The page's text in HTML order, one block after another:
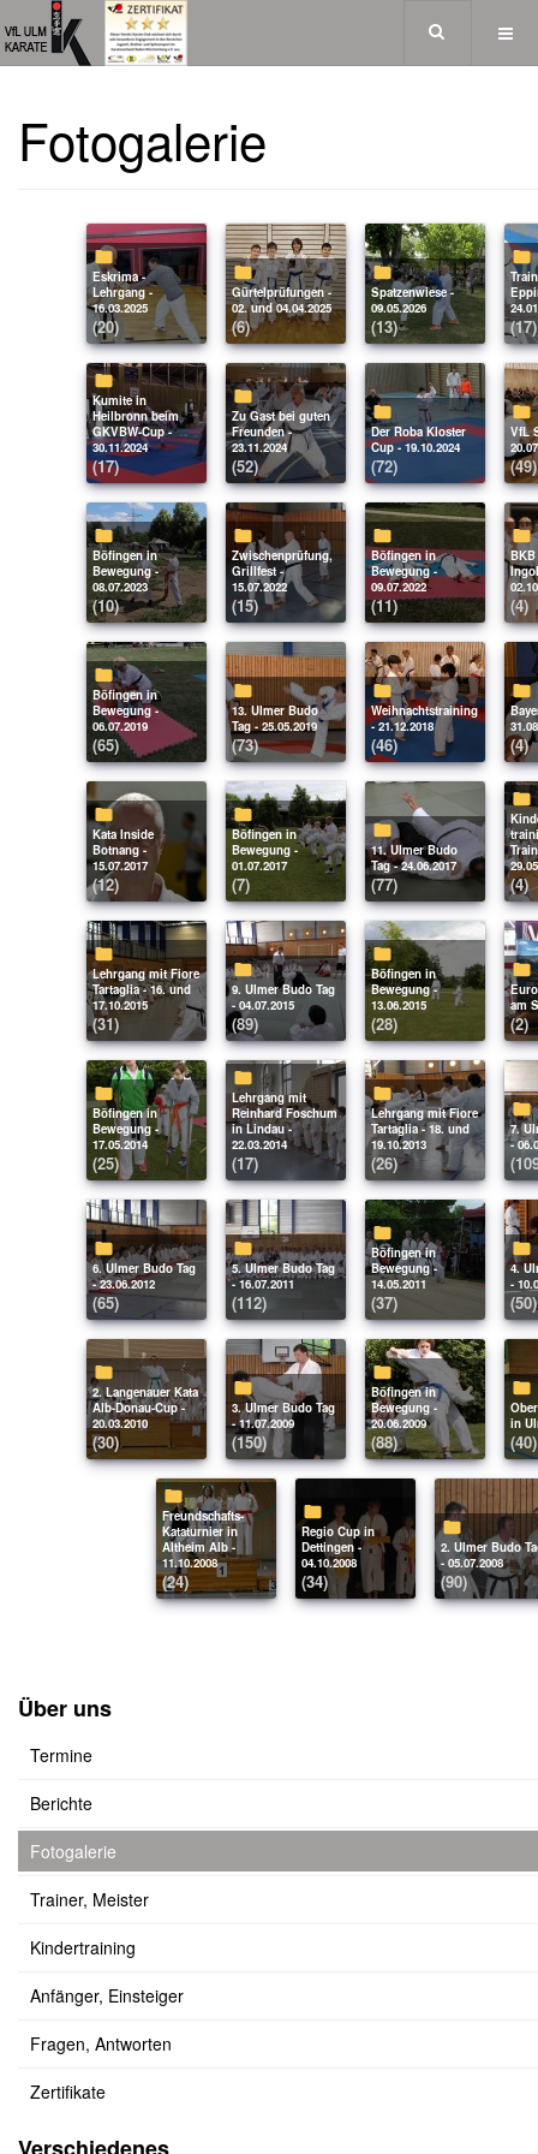
Fotogalerie
Eskrima -
Lehrgang -
16.03.2025
(20)
Gürtelprüfungen -
02. und 04.04.2025
(6)
Spatzenwiese -
09.05.2026
(13)
Trainermeeting in
(17)
Kumite in
Heilbronn beim
GKVBW-Cup -
30.11.2024
(17)
Zu Gast bei guten
Freunden -
23.11.2024
(52)
Der Roba Kloster
Cup - 19.10.2024
(72)
VfL Samurai -
(49)
Böfingen in
Bewegung -
08.07.2023
(10)
Zwischenprüfung,
Grillfest -
15.07.2022
(15)
Böfingen in
Bewegung -
09.07.2022
(11)
BKB Tag in
(4)
Böfingen in
Bewegung -
06.07.2019
(65)
13. Ulmer Budo
Tag - 25.05.2019
(73)
Weihnachtstraining
- 21.12.2018
(46)
Bayerischer Wald -
(4)
Kata Inside
Botnang -
15.07.2017
(12)
Böfingen in
Bewegung -
01.07.2017
(7)
11. Ulmer Budo
Tag - 24.06.2017
(77)
Kinderförder-
(4)
Lehrgang mit Fiore
Tartaglia - 16. und
17.10.2015
(31)
9. Ulmer Budo Tag
- 04.07.2015
(89)
Böfingen in
Bewegung -
13.06.2015
(28)
Euro-Cup in Zell
am
(2)
Böfingen in
Bewegung -
17.05.2014
(25)
Lehrgang mit
Reinhard Foschum
in Lindau -
22.03.2014
(17)
Lehrgang mit Fiore
Tartaglia - 18. und
19.10.2013
(26)
7. Ulmer Budo Tag
-
6. Ulmer Budo Tag
- 23.06.2012
(65)
5. Ulmer Budo Tag
- 16.07.2011
(112)
Böfingen in
Bewegung -
14.05.2011
(37)
4. Ulmer Budo Tag
-
(50)
2. Langenauer Kata
Alb-Donau-Cup -
20.03.2010
(30)
3. Ulmer Budo Tag
- 11.07.2009
(150)
Böfingen in
Bewegung -
20.06.2009
(88)
Oberschwabentraining
in
(40)
Freundschafts-
Kataturnier in
Altheim Alb -
11.10.2008
(24)
Regio Cup in
Dettingen -
04.10.2008
(34)
2. Ulmer Budo Tag
- 05.07.2008
(90)
Über uns
Termine
Berichte
Fotogalerie
Trainer, Meister
Kindertraining
Anfänger, Einsteiger
Fragen, Antworten
Zertifikate